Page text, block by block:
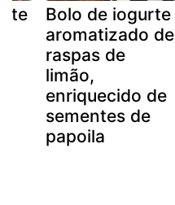
Bolo de iogurte
aromatizado de
raspas de
limão,
enriquecido de
sementes de
papoila